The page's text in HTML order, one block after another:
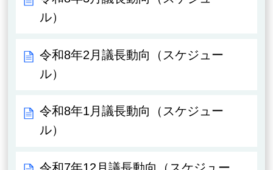
ル）
令和8年2月議長動向（スケジュー
ル）
令和8年1月議長動向（スケジュー
ル）